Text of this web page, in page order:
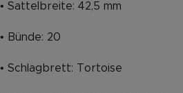
• Sattelbreite: 42,5 mm
• Bünde: 20
• Schlagbrett: Tortoise